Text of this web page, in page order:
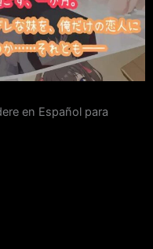
en Español para